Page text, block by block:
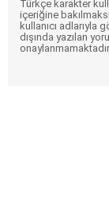
Türkçe karakter
içeriğine
kullanıcı adlarıyla
dışında yazılan
onaylanmamaktadır.